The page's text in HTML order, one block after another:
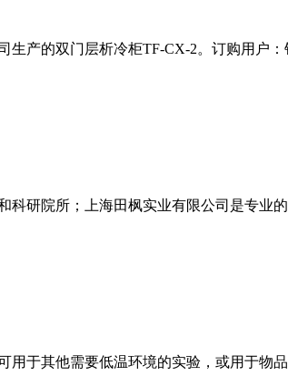
生产的双门层析冷柜TF-CX-2。订购用户
科研院所；上海田枫实业有限公司是专业
用于其他需要低温环境的实验，或用于物